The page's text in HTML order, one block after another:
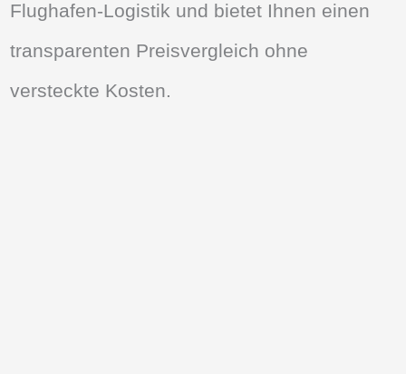
Flughafen-Logistik und bietet Ihnen einen
transparenten Preisvergleich ohne
versteckte Kosten.